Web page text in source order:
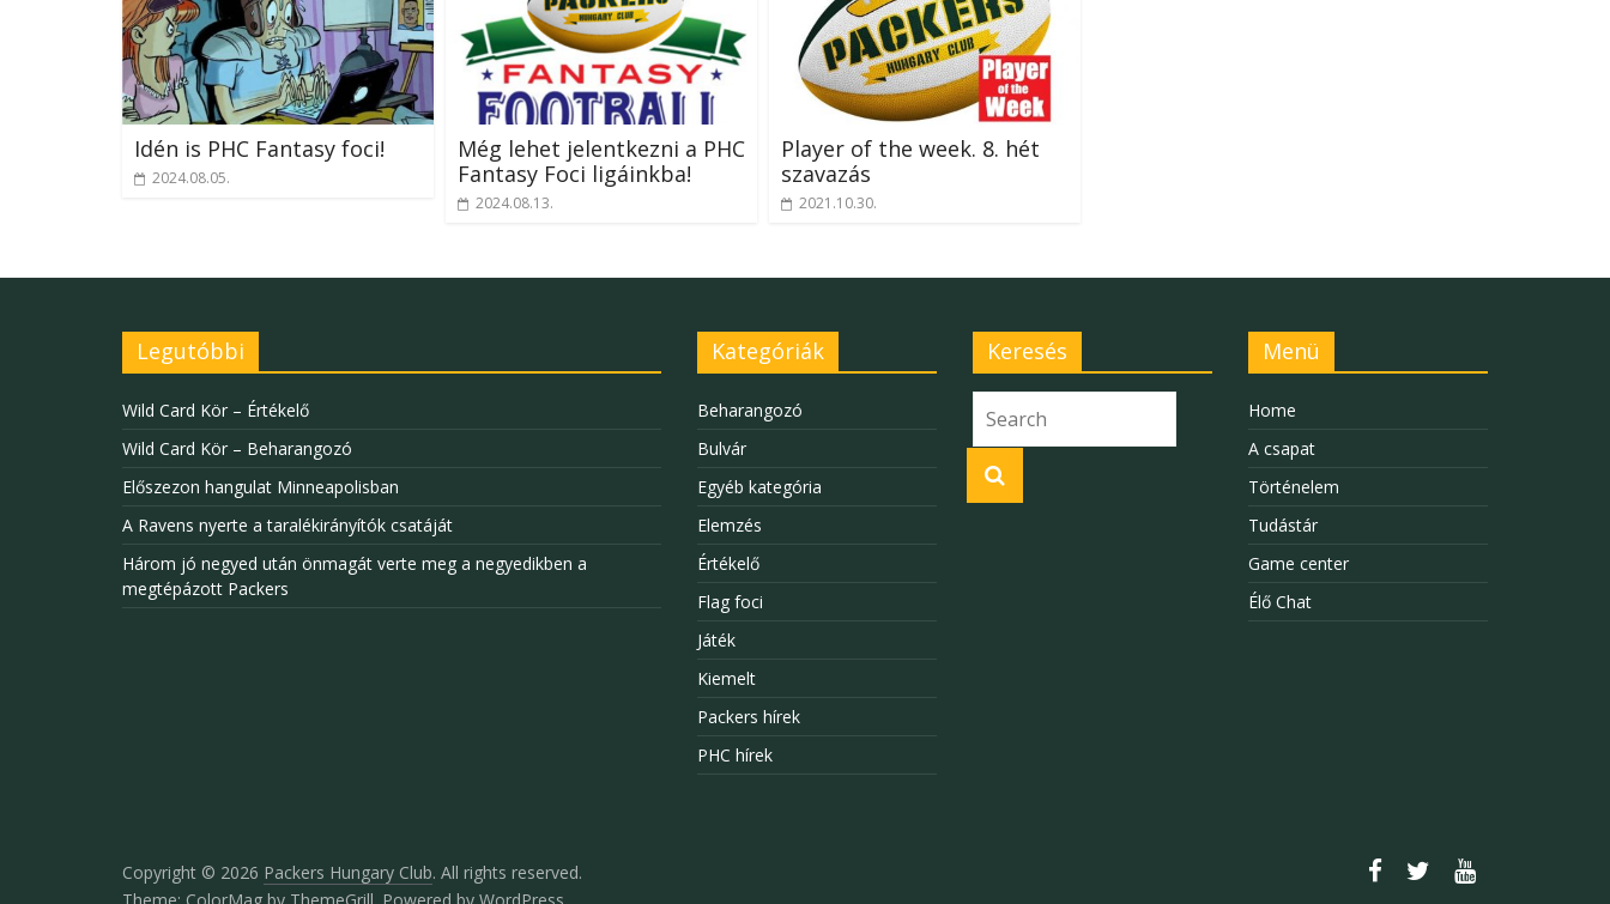
Idén is PHC Fantasy foci!
2024.08.05.
Még lehet jelentkezni a PHC
Fantasy Foci ligáinkba!
2024.08.13.
Player of the week. 8. hét
szavazás
2021.10.30.
Legutóbbi
Wild Card Kör – Értékelő
Wild Card Kör – Beharangozó
Előszezon hangulat Minneapolisban
A Ravens nyerte a taralékirányítók csatáját
Három jó negyed után önmagát verte meg a negyedikben a
megtépázott Packers
Kategóriák
Beharangozó
Bulvár
Egyéb kategória
Elemzés
Értékelő
Flag foci
Játék
Kiemelt
Packers hírek
PHC hírek
Keresés Menü
Home
A csapat
Történelem
Tudástár
Game center
Élő Chat
Copyright © 2026 Packers Hungary Club. All rights reserved.
Theme: ColorMag by ThemeGrill. Powered by WordPress